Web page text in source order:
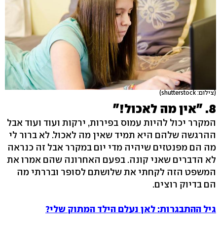
(צילום: shutterstock)
8. "אין מה לאכול!"
המקרר יכול להיות עמוס בפירות, ירקות ועוד ועוד אבל
ההרגשה שלהם היא תמיד שאין מה לאכול. לא ברור לי
מה הם מפנטזים שיהיה מדי יום במקרר אבל זה כנראה
לא הדברים שאני קונה. בפעם האחרונה שהם אמרו את
המשפט הזה לקחתי את שלושתם לסופר ובררתי מה
הם בדיוק רוצים.
גיל ההתבגרות: לאן נעלם הילד המתוק שלי?